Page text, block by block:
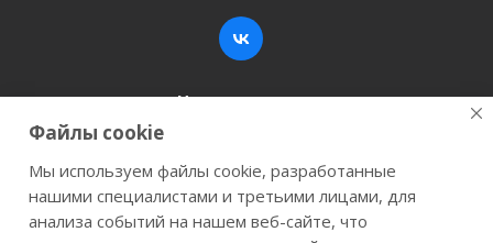
Наши контакты
+7 (846) 200-05-15
г. Самара, ул. Заводское шоссе, 17
Файлы cookie
Мы используем файлы cookie, разработанные
нашими специалистами и третьими лицами, для
анализа событий на нашем веб-сайте, что